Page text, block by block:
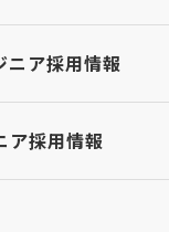
ニア採用情報
ア採用情報